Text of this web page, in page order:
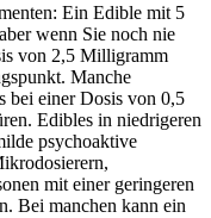
Ein Edible mit 5
wenn Sie noch nie
von 2,5 Milligramm
Manche
bei einer Dosis von 0,5
Edibles in niedrigeren
psychoaktive
mit einer geringeren
Bei manchen kann ein